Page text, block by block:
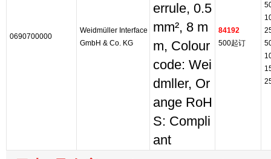
0690700000
Weidmüller Interface
GmbH & Co. KG
errule, 0.5
mm², 8 m
m, Colour
code: Wei
dmller, Or
ange RoH
S: Compli
ant
84192
500起订